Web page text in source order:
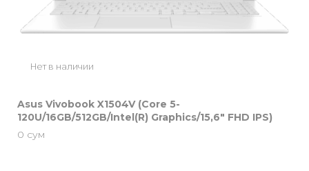
Нет в наличии
Asus Vivobook X1504V (Core 5-
120U/16GB/512GB/Intel(R) Graphics/15,6″ FHD IPS)
0 сум